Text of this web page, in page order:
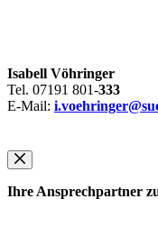
Isabell Vöhringer
Tel. 07191 801-333
E-Mail:
Ihre Ansprechpartner